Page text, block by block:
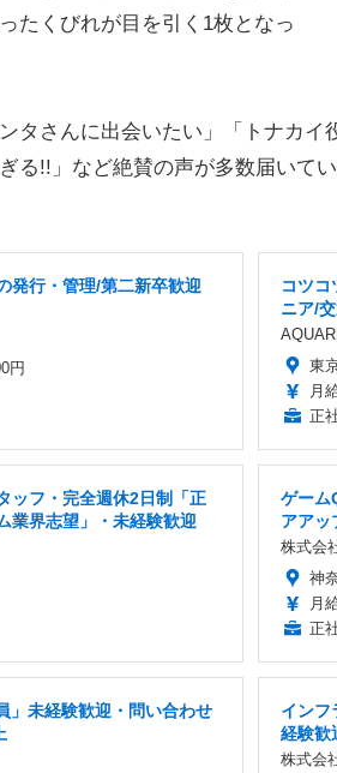
たくびれが目を引く1枚となっ
タさんに出会いたい」「トナカイ
る!!」など絶賛の声が多数届いてい
発行・管理/第二新卒歓迎
円
コツ
ニア/
東
月
正
ッフ・完全週休2日制「正
業界志望」・未経験歓迎
ゲーム
アアッ
株式会
神
月
正
」未経験歓迎・問い合わせ
インフ
経験歓
株式会